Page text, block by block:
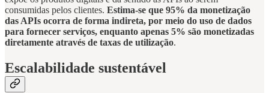
consumidas pelos clientes. Estima-se que 95% da monetização
das APIs ocorra de forma indireta, por meio do uso de dados
para fornecer serviços, enquanto apenas 5% são monetizadas
diretamente através de taxas de utilização.
Escalabilidade sustentável